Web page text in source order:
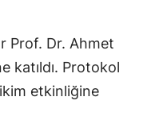
Prof. Dr. Ahmet
katıldı. Protokol
etkinliğine